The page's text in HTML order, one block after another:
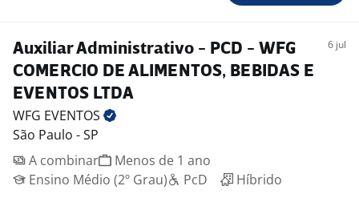
Auxiliar Administrativo - PCD - WFG
COMERCIO DE ALIMENTOS, BEBIDAS E
EVENTOS LTDA
6 jul
WFG EVENTOS
São Paulo - SP
A combinar
Menos de 1 ano
Ensino Médio (2º Grau)
PcD Híbrido